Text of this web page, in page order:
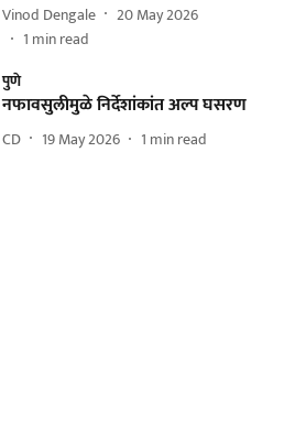
Vinod Dengale
20 May 2026
1 min read
पुणे
नफावसुलीमुळे निर्देशांकांत अल्प घसरण
CD 19 May 2026 1 min read